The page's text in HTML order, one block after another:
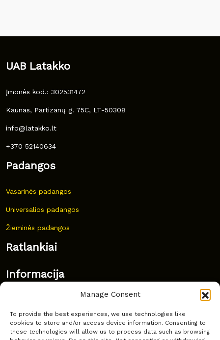
Manage Consent
To provide the best experiences, we use technologies like
cookies to store and/or access device information. Consenting to
these technologies will allow us to process data such as browsing
UAB Latakko
Įmonės kod.: 302531472
Kaunas, Partizanų g. 75C, LT-50308
info@latakko.lt
+370 52140634
Padangos
Vasarinės padangos
Universalios padangos
Žieminės padangos
Ratlankiai
Informacija
Dažnai užduodami klausimai
Kur nusipirkti?